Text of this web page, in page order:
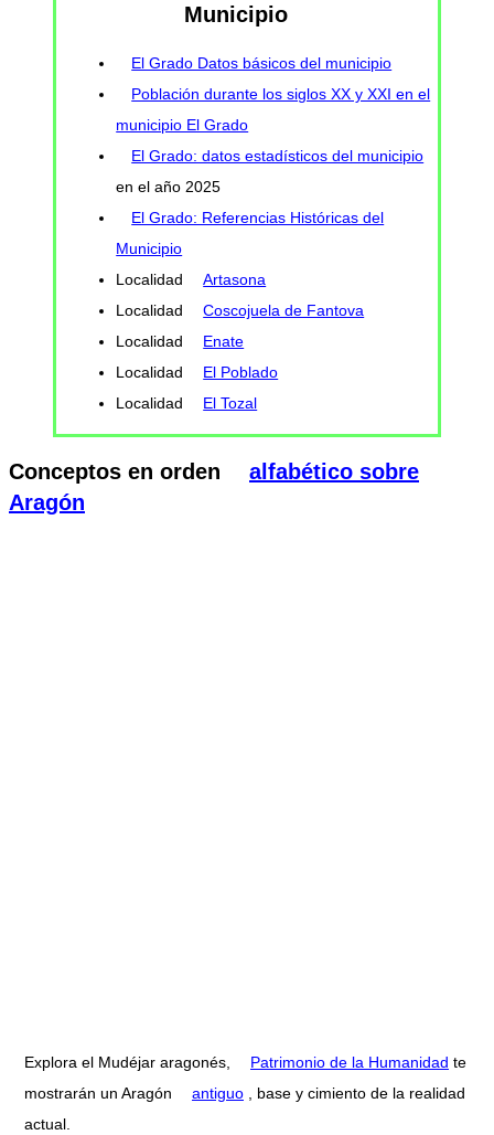
Municipio
El Grado Datos básicos del municipio
Población durante los siglos XX y XXI en el
municipio El Grado
El Grado: datos estadísticos del municipio
en el año 2025
El Grado: Referencias Históricas del
Municipio
Localidad
Artasona
Localidad
Coscojuela de Fantova
Localidad
Enate
Localidad
El Poblado
Localidad
El Tozal
Conceptos en orden
alfabético sobre
Aragón
Explora el Mudéjar aragonés, Patrimonio de la Humanidad te
mostrarán un Aragón
antiguo , base y cimiento de la realidad
actual.